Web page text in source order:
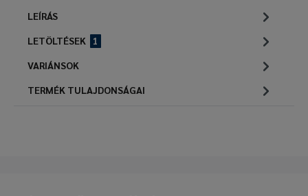
LEÍRÁS
LETÖLTÉSEK
1
VARIÁNSOK
TERMÉK TULAJDONSÁGAI